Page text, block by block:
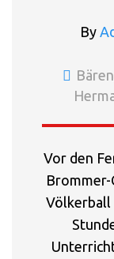
By
Bären
Vor den
Völkerball